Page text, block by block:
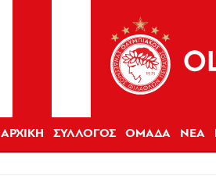
ΑΡΧΙΚΗ ΣΥΛΛΟΓΟΣ ΟΜΑΔΑ ΝΕΑ